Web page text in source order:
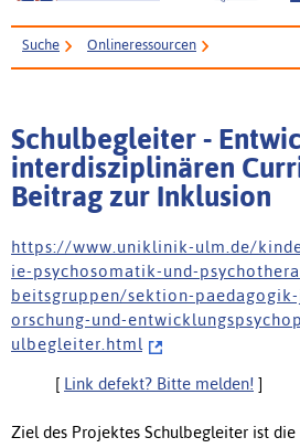
Suche Onlineressourcen
Schulbegleiter -
interdisziplinären
Beitrag zur Inklusion
h t t p s : / / w w w . u n i k l i n i k - u l m . d e / k i n d
i e - p s y c h o s o m a t i k - u n d - p s y c h o t h e r
b e i t s g r u p p e n / s e k t i o n - p a e d a g o g i k
o r s c h u n g - u n d - e n t w i c k l u n g s p s y c h
u l b e g l e i t e r . h t m l
[ Link defekt? Bitte melden! ]
Ziel des Projektes Schulbegleiter ist